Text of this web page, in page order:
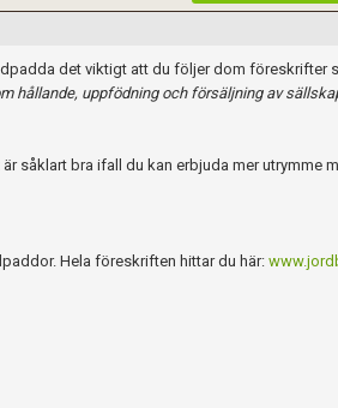
det viktigt att du följer dom föreskrifter
hållande, uppfödning och försäljning av
såklart bra ifall du kan erbjuda mer utrymme
Hela föreskriften hittar du här:
Service
Skapa konto